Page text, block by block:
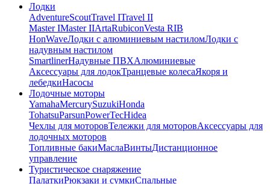
Лодки
AdventureScoutTravel ITravel II
Master IMaster IIArtaRubiconVesta RIB
HonWaveЛодки с алюминиевым настиломЛодки с
надувным настилом
SmartlinerНадувные ПВХАлюминиевые
Аксессуары для лодокТранцевые колесаЯкоря и
лебедкиНасосы
Лодочные моторы
YamahaMercurySuzukiHonda
TohatsuParsunPowerTecHidea
Чехлы для моторовТележки для моторовАксессуары для
лодочных моторов
Топливные бакиМаслаВинтыДистанционное
управление
Туристическое снаряжение
ПалаткиРюкзаки и сумкиСпальные